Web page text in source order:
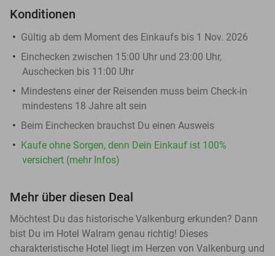
Konditionen
Gültig ab dem Moment des Einkaufs bis 1 Nov. 2026
Einchecken zwischen 15:00 Uhr und 23:00 Uhr,
Auschecken bis 11:00 Uhr
Mindestens einer der Reisenden muss beim Check-in
mindestens 18 Jahre alt sein
Beim Einchecken brauchst Du einen Ausweis
Kaufe ohne Sorgen, denn Dein Einkauf ist 100%
versichert (mehr Infos)
Mehr über diesen Deal
Möchtest Du das historische Valkenburg erkunden? Dann
bist Du im Hotel Walram genau richtig! Dieses
charakteristische Hotel liegt im Herzen von Valkenburg und